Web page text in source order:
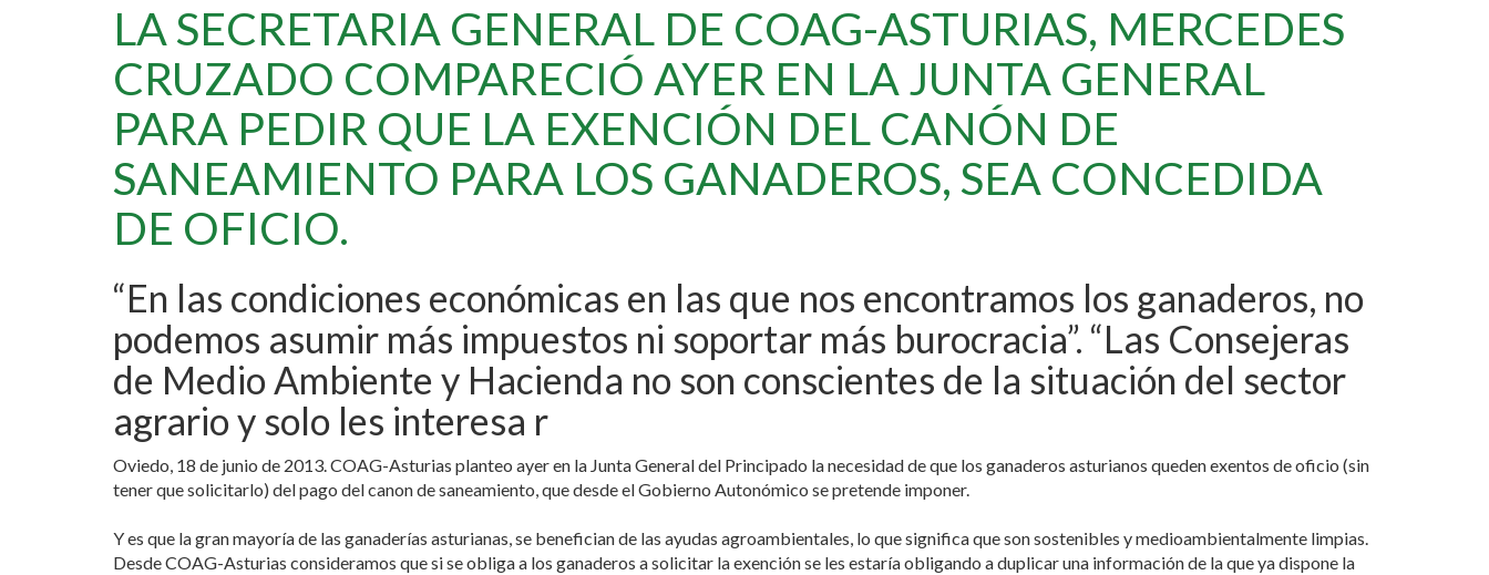
LA SECRETARIA GENERAL DE COAG-ASTURIAS, MERCEDES
CRUZADO COMPARECIÓ AYER EN LA JUNTA GENERAL
PARA PEDIR QUE LA EXENCIÓN DEL CANÓN DE
SANEAMIENTO PARA LOS GANADEROS, SEA CONCEDIDA
DE OFICIO.
“En las condiciones económicas en las que nos encontramos los ganaderos, no
podemos asumir más impuestos ni soportar más burocracia”. “Las Consejeras
de Medio Ambiente y Hacienda no son conscientes de la situación del sector
agrario y solo les interesa r
Oviedo, 18 de junio de 2013. COAG-Asturias planteo ayer en la Junta General del Principado la necesidad de que los ganaderos asturianos queden exentos de oficio (sin
tener que solicitarlo) del pago del canon de saneamiento, que desde el Gobierno Autonómico se pretende imponer.
Y es que la gran mayoría de las ganaderías asturianas, se benefician de las ayudas agroambientales, lo que significa que son sostenibles y medioambientalmente limpias.
Desde COAG-Asturias consideramos que si se obliga a los ganaderos a solicitar la exención se les estaría obligando a duplicar una información de la que ya dispone la